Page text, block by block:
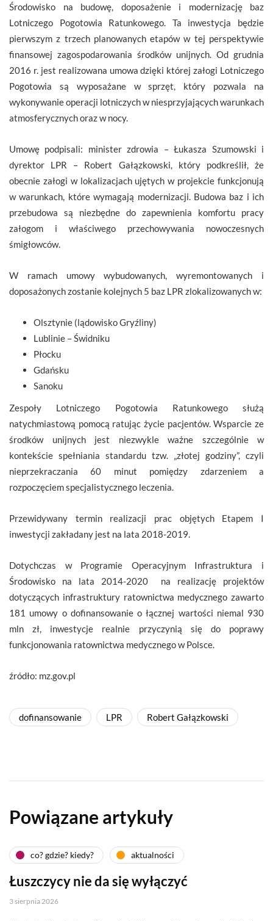
Środowisko na budowę, doposażenie i modernizację baz
Lotniczego Pogotowia Ratunkowego. Ta inwestycja będzie
pierwszym z trzech planowanych etapów w tej perspektywie
finansowej zagospodarowania środków unijnych. Od grudnia
2016 r. jest realizowana umowa dzięki której załogi Lotniczego
Pogotowia są wyposażane w sprzęt, który pozwala na
wykonywanie operacji lotniczych w niesprzyjających warunkach
atmosferycznych oraz w nocy.
Umowę podpisali: minister zdrowia – Łukasza Szumowski i
dyrektor LPR – Robert Gałązkowski, który podkreślił, że
obecnie załogi w lokalizacjach ujętych w projekcie funkcjonują
w warunkach, które wymagają modernizacji. Budowa baz i ich
przebudowa są niezbędne do zapewnienia komfortu pracy
załogom i właściwego przechowywania nowoczesnych
śmigłowców.
W ramach umowy wybudowanych, wyremontowanych i
doposażonych zostanie kolejnych 5 baz LPR zlokalizowanych w:
Olsztynie (lądowisko Gryźliny)
Lublinie – Świdniku
Płocku
Gdańsku
Sanoku
Zespoły Lotniczego Pogotowia Ratunkowego służą
natychmiastową pomocą ratując życie pacjentów. Wsparcie ze
środków unijnych jest niezwykle ważne szczególnie w
kontekście spełniania standardu tzw. „złotej godziny”, czyli
nieprzekraczania 60 minut pomiędzy zdarzeniem a
rozpoczęciem specjalistycznego leczenia.
Przewidywany termin realizacji prac objętych Etapem I
inwestycji zakładany jest na lata 2018-2019.
Dotychczas w Programie Operacyjnym Infrastruktura i
Środowisko na lata 2014-2020 na realizację projektów
dotyczących infrastruktury ratownictwa medycznego zawarto
181 umowy o dofinansowanie o łącznej wartości niemal 930
mln zł, inwestycje realnie przyczynią się do poprawy
funkcjonowania ratownictwa medycznego w Polsce.
źródło: mz.gov.pl
dofinansowanie LPR Robert Gałązkowski
Powiązane artykuły
co? gdzie? kiedy? aktualności
Łuszczycy nie da się wyłączyć
3 sierpnia 2026